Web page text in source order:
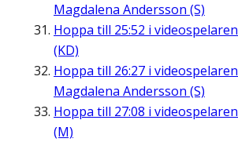
Magdalena Andersson (S)
Hoppa till 25:52 i videospelaren
(KD)
Hoppa till 26:27 i videospelaren
Magdalena Andersson (S)
Hoppa till 27:08 i videospelaren
(M)